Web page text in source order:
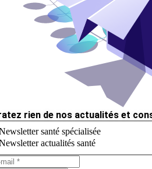
rien de nos actualités et
santé spécialisée
actualités santé